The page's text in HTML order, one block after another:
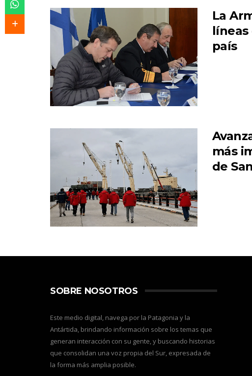
La
país
más
de
SOBRE NOSOTROS
Este medio digital, navega por la Patagonia y la
Antártida, brindando información sobre los temas que
generan interacción con su gente, y buscando historias
que consolidan una voz propia del Sur, expresada de
la forma más amplia posible.